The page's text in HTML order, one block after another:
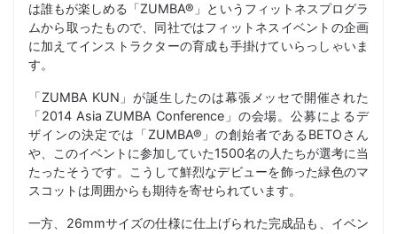
は誰もが楽しめる「ZUMBA®」というフィットネスプログラ
ムから取ったもので、同社ではフィットネスイベントの企画
に加えてインストラクターの育成も手掛けていらっしゃいま
す。
「ZUMBA KUN」が誕生したのは幕張メッセで開催された
「2014 Asia ZUMBA Conference」の会場。公募によるデ
ザインの決定では「ZUMBA®」の創始者であるBETOさん
や、このイベントに参加していた1500名の人たちが選考に当
たったそうです。こうして鮮烈なデビューを飾った緑色のマ
スコットは周囲からも期待を寄せられています。
一方、26mmサイズの仕様に仕上げられた完成品も、イベン